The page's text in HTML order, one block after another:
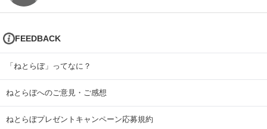
FEEDBACK
「ねとらぼ」ってなに？
ねとらぼへのご意見・ご感想
ねとらぼプレゼントキャンペーン応募規約